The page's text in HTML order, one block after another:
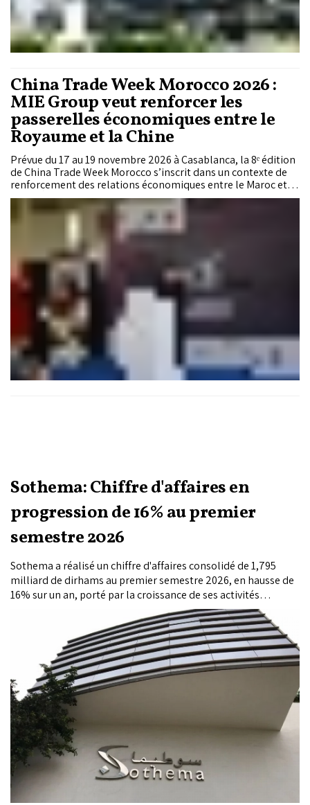
China Trade Week Morocco 2026 :
MIE Group veut renforcer les
passerelles économiques entre le
Royaume et la Chine
Prévue du 17 au 19 novembre 2026 à Casablanca, la 8ᵉ édition
de China Trade Week Morocco s’inscrit dans un contexte de
renforcement des relations économiques entre le Maroc et la
Chine. À travers ce rendez-vous, MIE Group entend
accompagner cette dynamique en développant des
plateformes professionnelles adaptées aux secteurs porteurs
de l’économie marocaine et en favorisant les partenariats
d’affaires. Les responsables du groupe reviennent, dans un
entretien accordé au journal «Le Matin», sur leur stratégie au
Maroc, les atouts du Royaume et les ambitions qu’ils
affichent pour le développement de leurs activités en Afrique.
Sothema: Chiffre d'affaires en
progression de 16% au premier
semestre 2026
Sothema a réalisé un chiffre d'affaires consolidé de 1,795
milliard de dirhams au premier semestre 2026, en hausse de
16% sur un an, porté par la croissance de ses activités
historiques, l'intégration de Soludia et le développement de
son portefeuille de produits.